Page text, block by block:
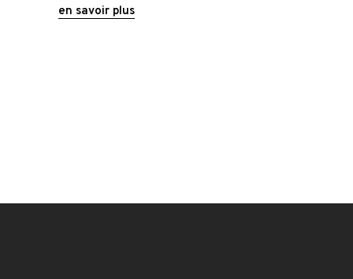
en savoir plus